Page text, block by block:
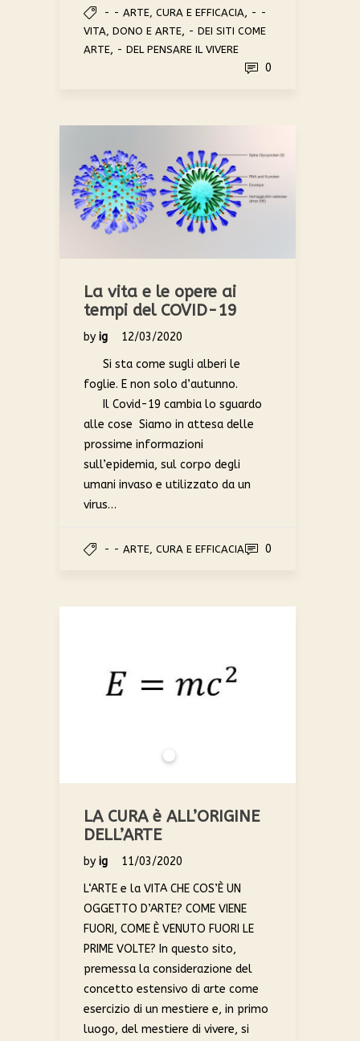
- - ARTE, CURA E EFFICACIA, - -
VITA, DONO E ARTE, - DEI SITI COME
ARTE, - DEL PENSARE IL VIVERE
0
La vita e le opere ai
tempi del COVID-19
by ig
12/03/2020
Si sta come sugli alberi le
foglie. E non solo d’autunno.
Il Covid-19 cambia lo sguardo
alle cose Siamo in attesa delle
prossime informazioni
sull’epidemia, sul corpo degli
umani invaso e utilizzato da un
virus…
- - ARTE, CURA E EFFICACIA 0
LA CURA è ALL’ORIGINE
DELL’ARTE
by ig
11/03/2020
L‘ARTE e la VITA CHE COS’È UN
OGGETTO D’ARTE? COME VIENE
FUORI, COME È VENUTO FUORI LE
PRIME VOLTE? In questo sito,
premessa la considerazione del
concetto estensivo di arte come
esercizio di un mestiere e, in primo
luogo, del mestiere di vivere, si